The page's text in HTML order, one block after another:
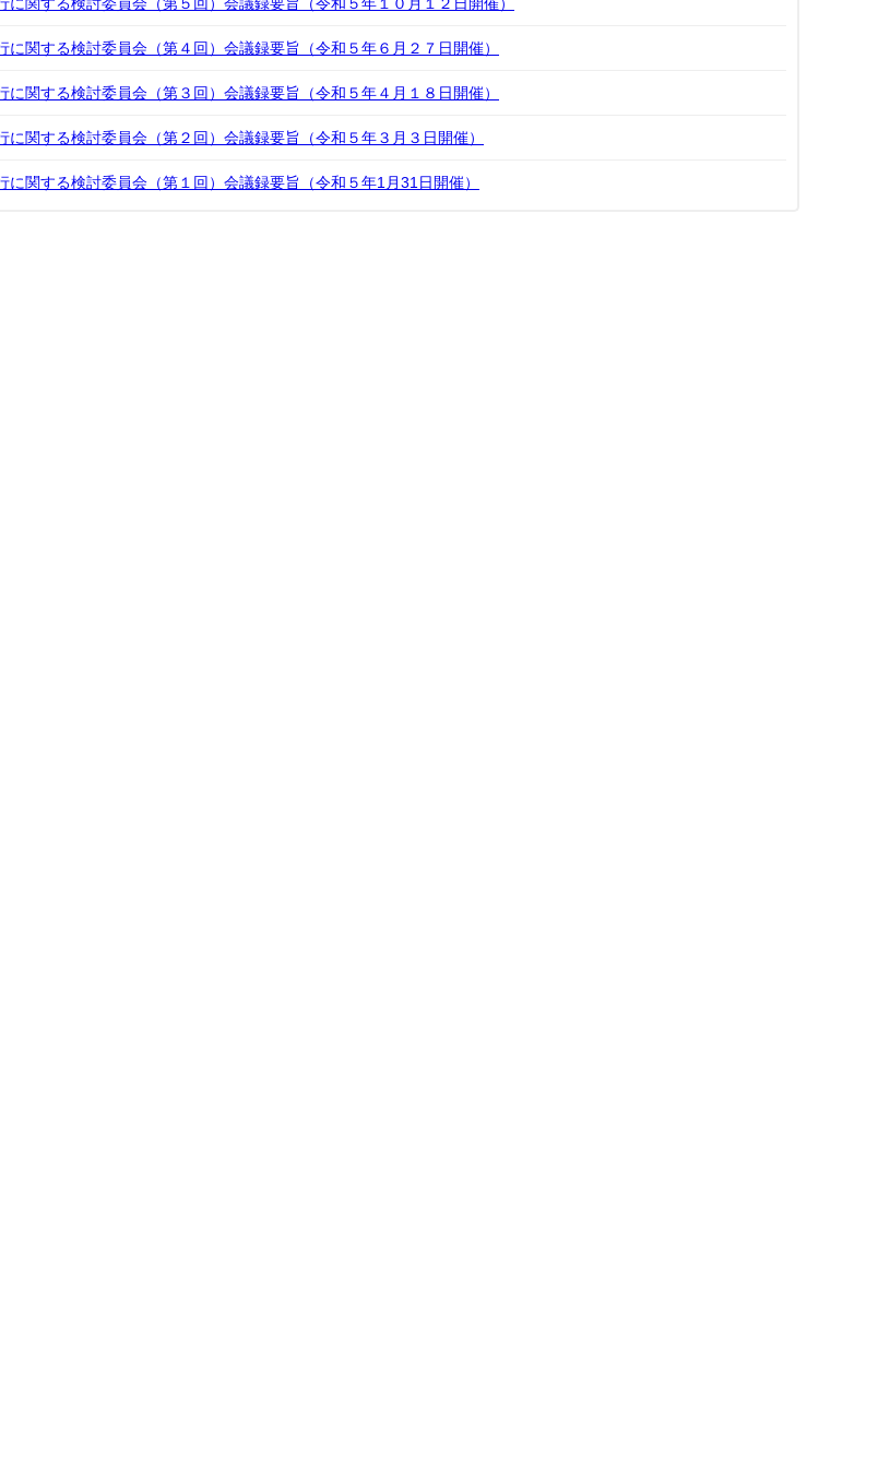
関する検討委員会（第４回）会議録要旨（令和５年６月２７日開催）
関する検討委員会（第３回）会議録要旨（令和５年４月１８日開催）
関する検討委員会（第２回）会議録要旨（令和５年３月３日開催）
関する検討委員会（第１回）会議録要旨（令和５年1月31日開催）